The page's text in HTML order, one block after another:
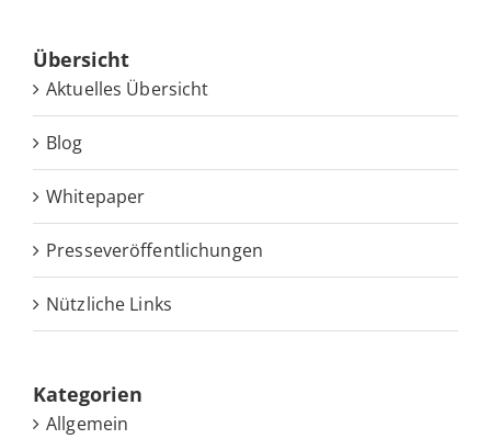
Über­sicht
Ak­tu­el­les Übersicht
Blog
White­pa­per
Pres­se­ver­öf­fent­li­chun­gen
Nütz­li­che Links
Ka­te­go­rien
Allgemein